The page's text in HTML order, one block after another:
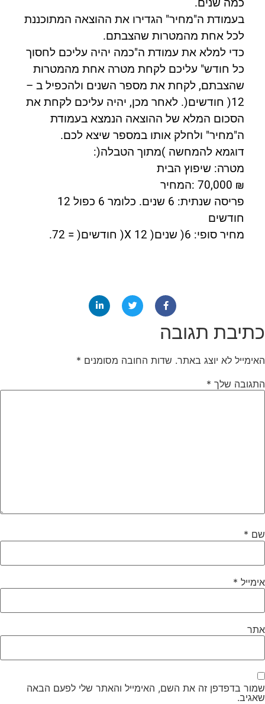
כמה שנים.
בעמודת ה"מחיר" הגדירו את ההוצאה המתוכננת
לכל אחת מהמטרות שהצבתם.
כדי למלא את עמודת ה"כמה יהיה עליכם לחסוך
כל חודש" עליכם לקחת מטרה אחת מהמטרות
שהצבתם, לקחת את מספר השנים ולהכפיל ב –
12( חודשים(. לאחר מכן, יהיה עליכם לקחת את
הסכום המלא של ההוצאה הנמצא בעמודת
ה"מחיר" ולחלק אותו במספר שיצא לכם.
דוגמא להמחשה )מתוך הטבלה(:
מטרה: שיפוץ הבית
₪ 70,000 :המחיר
פריסה שנתית: 6 שנים. כלומר 6 כפול 12
חודשים
מחיר סופי: 6( שנים( X 12( חודשים( = 72.
כתיבת תגובה
האימייל לא יוצג באתר. שדות החובה מסומנים *
התגובה שלך *
שם *
אימייל *
אתר
שמור בדפדפן זה את השם, האימייל והאתר שלי לפעם הבאה
שאגיב.